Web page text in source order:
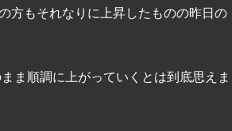
方もそれなりに上昇したものの昨日の
ま順調に上がっていくとは到底思えま